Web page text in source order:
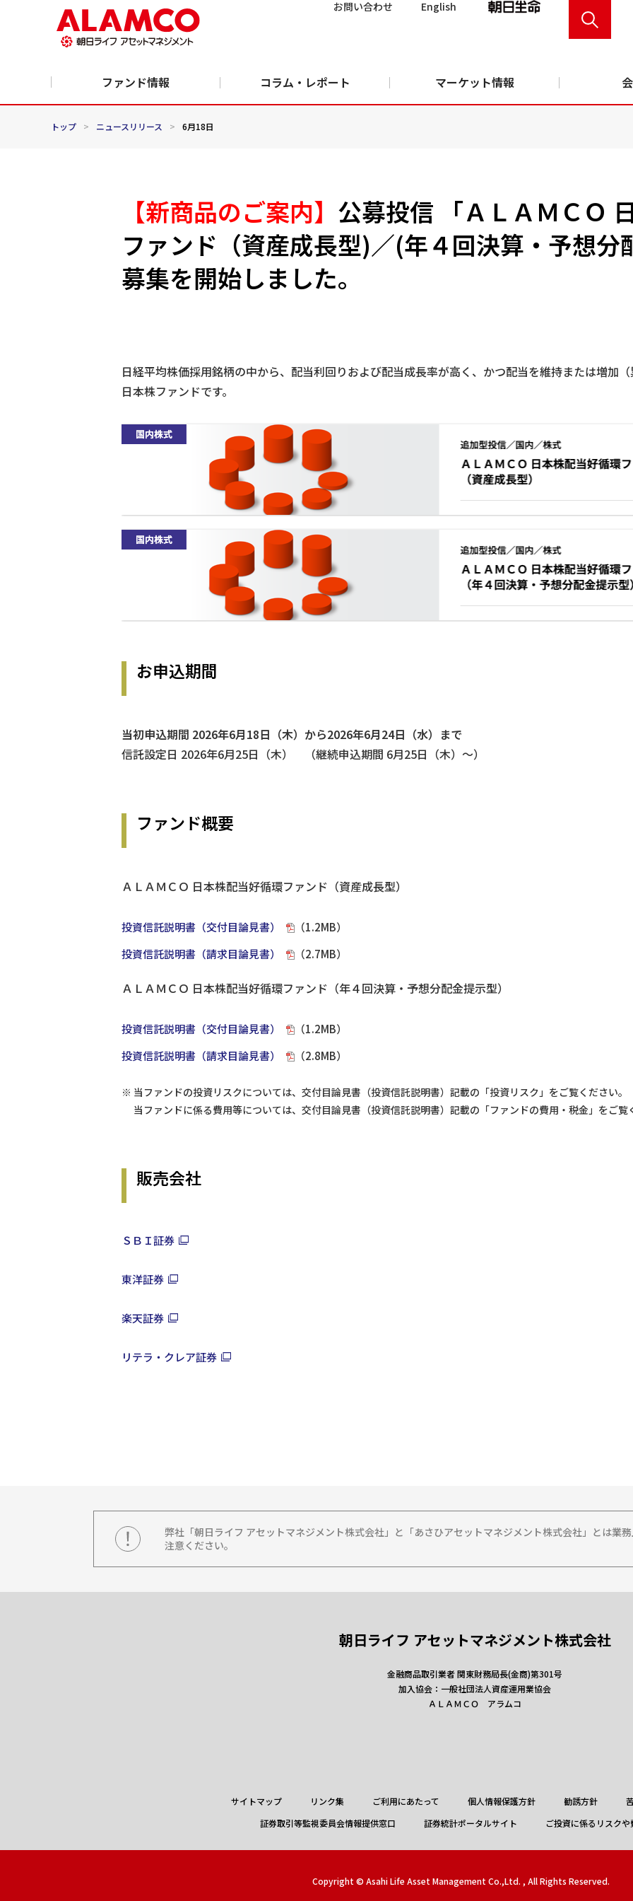
お問い合わせ English
ファンド情報 コラム・レポート マーケット情報
トップ > ニュースリリース > 6月18日
【新商品のご案内】 公募投信 「ＡＬＡＭＣＯ
ファンド（資産成長型)／(年４回決算・予想分
募集を開始しました。
日経平均株価採用銘柄の中から、配当利回りおよび配当成長率が高く、かつ配当を維持または増加
日本株ファンドです。
お申込期間
当初申込期間 2026年6月18日（木）から2026年6月24日（水）まで
信託設定日 2026年6月25日（木） （継続申込期間 6月25日（木）～）
ファンド概要
ＡＬＡＭＣＯ 日本株配当好循環ファンド（資産成長型）
投資信託説明書（交付目論見書）
（1.2MB）
投資信託説明書（請求目論見書）
（2.7MB）
ＡＬＡＭＣＯ 日本株配当好循環ファンド（年４回決算・予想分配金提示型）
投資信託説明書（交付目論見書）
（1.2MB）
投資信託説明書（請求目論見書）
（2.8MB）
※ 当ファンドの投資リスクについては、交付目論見書（投資信託説明書）記載の「投資リスク」をご覧ください。
当ファンドに係る費用等については、交付目論見書（投資信託説明書）記載の「ファンドの費用・税金」をご覧
販売会社
ＳＢＩ証券
東洋証券
楽天証券
リテラ・クレア証券
弊社「朝日ライフ アセットマネジメント株式会社」と「あさひアセットマネジメント株式会社」とは業
注意ください。
朝日ライフ アセットマネジメント株式会社
金融商品取引業者 関東財務局長(金商)第301号
加入協会：一般社団法人資産運用業協会
ＡＬＡＭＣＯ アラムコ
サイトマップ リンク集 ご利用にあたって 個人情報保護方針 勧誘方針
証券取引等監視委員会情報提供窓口
証券統計ポータルサイト ご投資に係るリスク
Copyright © Asahi Life Asset Management Co.,Ltd. , All Rights Reserved.